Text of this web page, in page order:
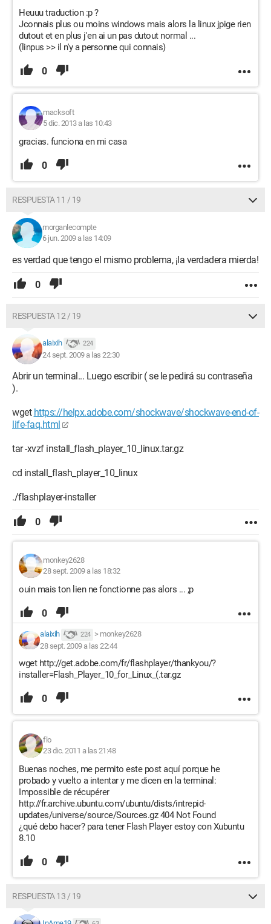
Heuuu traduction :p ?
Jconnais plus ou moins windows mais alors la linux jpige rien
dutout et en plus j'en ai un pas dutout normal ...
(linpus >> il n'y a personne qui connais)
0
macksoft
5 dic. 2013 a las 10:43
gracias. funciona en mi casa
0
RESPUESTA 11 / 19
morganlecompte
6 jun. 2009 a las 14:09
es verdad que tengo el mismo problema, ¡la verdadera mierda!
0
RESPUESTA 12 / 19
alaixih 224
24 sept. 2009 a las 22:30
Abrir un terminal... Luego escribir ( se le pedirá su contraseña
).
wget https://helpx.adobe.com/shockwave/shockwave-end-of-
life-faq.html
tar -xvzf install_flash_player_10_linux.tar.gz
cd install_flash_player_10_linux
./flashplayer-installer
0
monkey2628
28 sept. 2009 a las 18:32
ouin mais ton lien ne fonctionne pas alors ... ;p
0
alaixih 224 > monkey2628
28 sept. 2009 a las 22:44
wget http://get.adobe.com/fr/flashplayer/thankyou/?
installer=Flash_Player_10_for_Linux_(.tar.gz
0
flo
23 dic. 2011 a las 21:48
Buenas noches, me permito este post aquí porque he
probado y vuelto a intentar y me dicen en la terminal:
Impossible de récupérer
http://fr.archive.ubuntu.com/ubuntu/dists/intrepid-
updates/universe/source/Sources.gz 404 Not Found
¿qué debo hacer? para tener Flash Player estoy con Xubuntu
8.10
0
RESPUESTA 13 / 19